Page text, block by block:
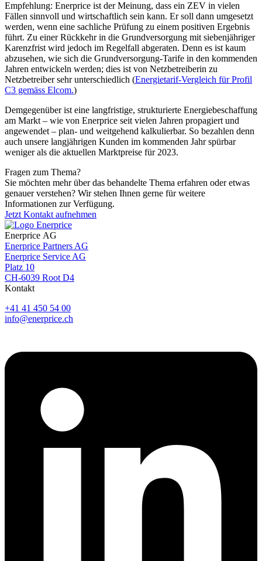
Empfehlung: Enerprice ist der Meinung, dass ein ZEV in vielen
Fällen sinnvoll und wirtschaftlich sein kann. Er soll dann umgesetzt
werden, wenn eine sachliche Prüfung zu einem positiven Ergebnis
führt. Zu einer Rückkehr in die Grundversorgung mit siebenjähriger
Karenzfrist wird jedoch im Regelfall abgeraten. Denn es ist kaum
abzusehen, wie sich die Grundversorgung-Tarife in den kommenden
Jahren entwickeln werden; dies ist von Netzbetreiberin zu
Netzbetreiber sehr unterschiedlich (Energietarif-Vergleich für Profil
C3 gemäss Elcom.)
Demgegenüber ist eine langfristige, strukturierte Energiebeschaffung
am Markt – wie von Enerprice seit vielen Jahren propagiert und
angewendet – plan- und weitgehend kalkulierbar. So bezahlen denn
auch unsere langjährigen Kunden im kommenden Jahr spürbar
weniger als die aktuellen Marktpreise für 2023.
Fragen zum Thema?
Sie möchten mehr über das behandelte Thema erfahren oder etwas
genauer verstehen? Wir stehen Ihnen gerne für weitere
Informationen zur Verfügung.
Jetzt Kontakt aufnehmen
Enerprice AG
Enerprice Partners AG
Enerprice Service AG
Platz 10
CH-6039 Root D4
Kontakt
+41 41 450 54 00
info@enerprice.ch